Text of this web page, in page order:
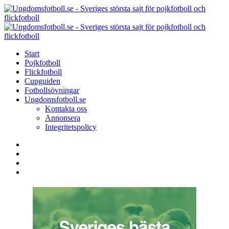
Menu
Search
Menu
Start
Pojkfotboll
Flickfotboll
Cupguiden
Fotbollsövningar
Ungdomsfotboll.se
Kontakta oss
Annonsera
Integritetspolicy